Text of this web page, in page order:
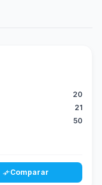
20
21
50
compare_arrowsComparar